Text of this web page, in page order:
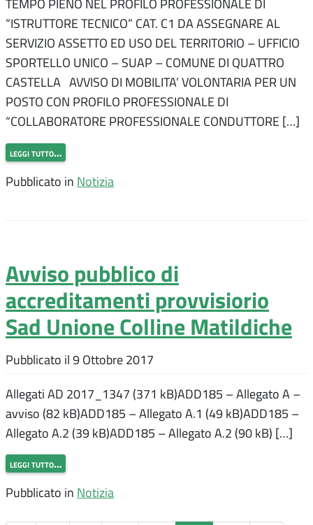
TEMPO PIENO NEL PROFILO PROFESSIONALE DI
“ISTRUTTORE TECNICO” CAT. C1 DA ASSEGNARE AL
SERVIZIO ASSETTO ED USO DEL TERRITORIO – UFFICIO
SPORTELLO UNICO – SUAP – COMUNE DI QUATTRO
CASTELLA AVVISO DI MOBILITA’ VOLONTARIA PER UN
POSTO CON PROFILO PROFESSIONALE DI
“COLLABORATORE PROFESSIONALE CONDUTTORE […]
leggi tutto…
Pubblicato in Notizia
Avviso pubblico di
accreditamenti provvisiorio
Sad Unione Colline Matildiche
Pubblicato il 9 Ottobre 2017
Allegati AD 2017_1347 (371 kB)ADD185 – Allegato A –
avviso (82 kB)ADD185 – Allegato A.1 (49 kB)ADD185 –
Allegato A.2 (39 kB)ADD185 – Allegato A.2 (90 kB) […]
leggi tutto…
Pubblicato in Notizia